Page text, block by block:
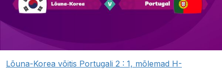
Lõuna-Korea võitis Portugali 2 : 1, mõlemad H-